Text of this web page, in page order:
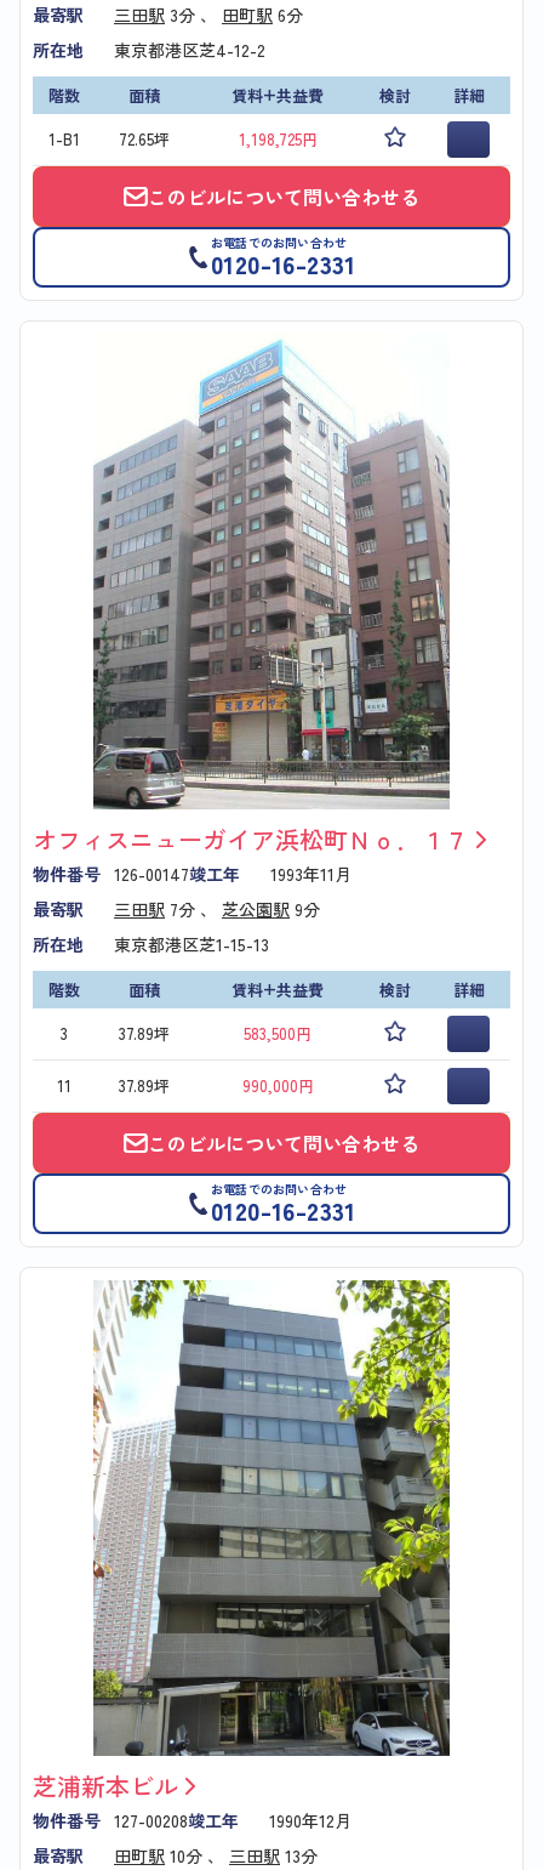
最寄駅
三田駅 3分 、 田町駅 6分
所在地
東京都港区芝4-12-2
階数 面積 賃料+共益費 検討
詳細
1-B1
72.65坪 1,198,725円
このビルについて問い合わせる
お電話でのお問い合わせ
0120-16-2331
オフィスニューガイア浜松町Ｎｏ．１７
物件番号 126-00147竣工年
1993年11月
最寄駅
三田駅 7分 、 芝公園駅 9分
所在地
東京都港区芝1-15-13
階数 面積 賃料+共益費 検討
詳細
3
37.89坪 583,500円
11 37.89坪 990,000円
このビルについて問い合わせる
お電話でのお問い合わせ
0120-16-2331
芝浦新本ビル
物件番号 127-00208竣工年
1990年12月
最寄駅
田町駅 10分 、 三田駅 13分